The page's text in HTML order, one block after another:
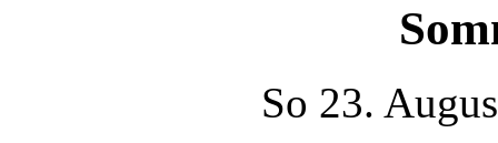
So 23.